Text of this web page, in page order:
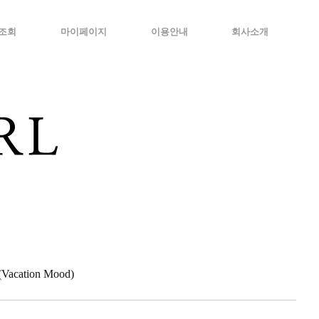
회 마이페이지 이용안내 회사소개
Mood)